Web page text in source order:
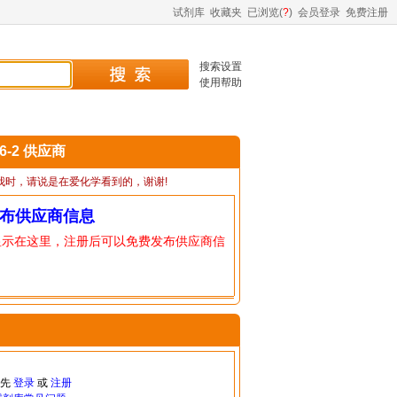
试剂库 收藏夹 已浏览(?) 会员登录 免费注册
搜索设置
使用帮助
2 供应商
时，请说是在爱化学看到的，谢谢!
供应商信息
在这里，注册后可以免费发布供应商信
登录或 注册